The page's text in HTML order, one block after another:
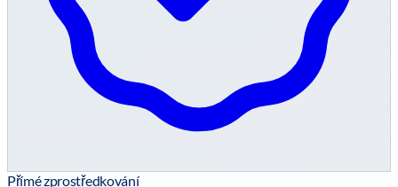
Přímé zprostředkování